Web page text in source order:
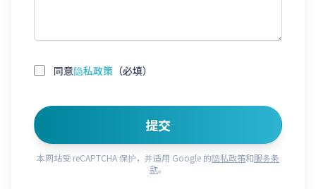
同意隐私政策 （必填）
提交
本网站受 reCAPTCHA 保护，并适用 Google 的隐私政策和服务条
款。